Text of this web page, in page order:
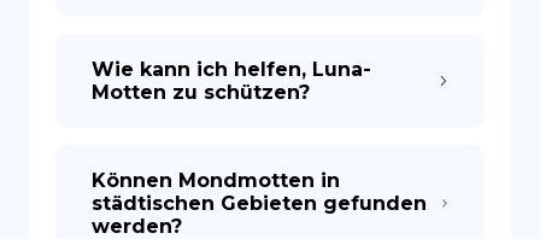
Wie kann ich helfen, Luna-
Motten zu schützen?
Können Mondmotten in
städtischen Gebieten gefunden
werden?